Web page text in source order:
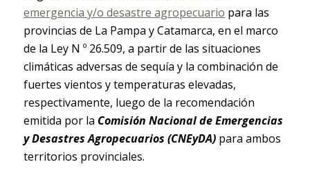
emergencia y/o desastre agropecuario para las
provincias de La Pampa y Catamarca, en el marco
de la Ley N º 26.509, a partir de las situaciones
climáticas adversas de sequía y la combinación de
fuertes vientos y temperaturas elevadas,
respectivamente, luego de la recomendación
emitida por la Comisión Nacional de Emergencias
y Desastres Agropecuarios (CNEyDA)para ambos
territorios provinciales.